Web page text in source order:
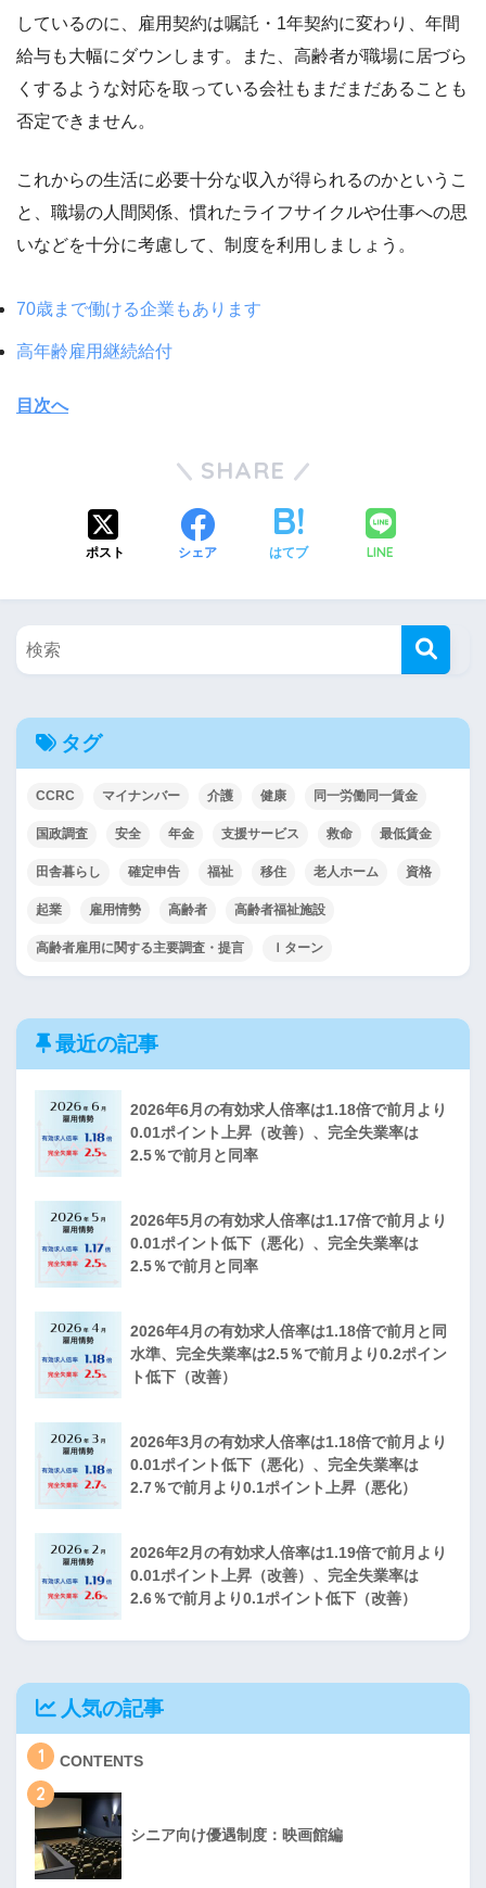
しているのに、雇用契約は嘱託・1年契約に変わり、年間
給与も大幅にダウンします。また、高齢者が職場に居づら
くするような対応を取っている会社もまだまだあることも
否定できません。
これからの生活に必要十分な収入が得られるのかというこ
と、職場の人間関係、慣れたライフサイクルや仕事への思
いなどを十分に考慮して、制度を利用しましょう。
70歳まで働ける企業もあります
高年齢雇用継続給付
目次へ
SHARE
ポスト シェア はてブ LINE
タグ
CCRC マイナンバー 介護 健康 同一労働同一賃金
国政調査 安全 年金 支援サービス 救命 最低賃金
田舎暮らし 確定申告 福祉 移住 老人ホーム 資格
起業 雇用情勢 高齢者 高齢者福祉施設
高齢者雇用に関する主要調査・提言 Ｉターン
最近の記事
2026年6月の有効求人倍率は1.18倍で前月より
0.01ポイント上昇（改善）、完全失業率は
2.5％で前月と同率
2026年5月の有効求人倍率は1.17倍で前月より
0.01ポイント低下（悪化）、完全失業率は
2.5％で前月と同率
2026年4月の有効求人倍率は1.18倍で前月と同
水準、完全失業率は2.5％で前月より0.2ポイン
ト低下（改善）
2026年3月の有効求人倍率は1.18倍で前月より
0.01ポイント低下（悪化）、完全失業率は
2.7％で前月より0.1ポイント上昇（悪化）
2026年2月の有効求人倍率は1.19倍で前月より
0.01ポイント上昇（改善）、完全失業率は
2.6％で前月より0.1ポイント低下（改善）
人気の記事
1 CONTENTS
2
シニア向け優遇制度：映画館編